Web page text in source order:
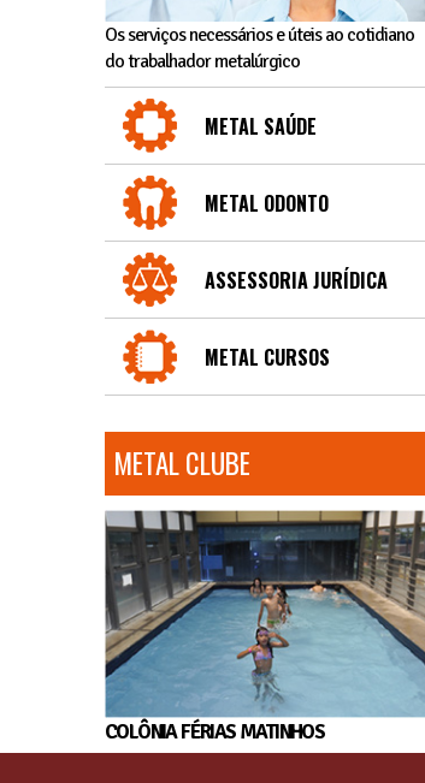
Os serviços necessários e úteis ao cotidiano
do trabalhador metalúrgico
METAL SAÚDE
METAL ODONTO
ASSESSORIA JURÍDICA
METAL CURSOS
METAL CLUBE
COLÔNIA FÉRIAS MATINHOS